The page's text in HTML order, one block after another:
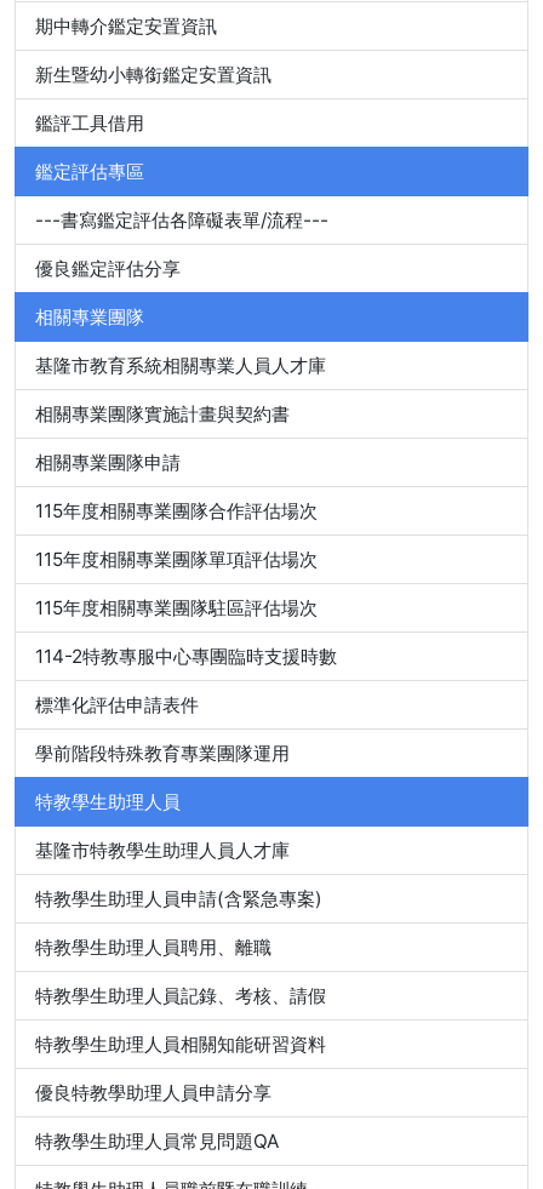
期中轉介鑑定安置資訊
新生暨幼小轉銜鑑定安置資訊
鑑評工具借用
鑑定評估專區
---書寫鑑定評估各障礙表單/流程---
優良鑑定評估分享
相關專業團隊
基隆市教育系統相關專業人員人才庫
相關專業團隊實施計畫與契約書
相關專業團隊申請
115年度相關專業團隊合作評估場次
115年度相關專業團隊單項評估場次
115年度相關專業團隊駐區評估場次
114-2特教專服中心專團臨時支援時數
標準化評估申請表件
學前階段特殊教育專業團隊運用
特教學生助理人員
基隆市特教學生助理人員人才庫
特教學生助理人員申請(含緊急專案)
特教學生助理人員聘用、離職
特教學生助理人員記錄、考核、請假
特教學生助理人員相關知能研習資料
優良特教學助理人員申請分享
特教學生助理人員常見問題QA